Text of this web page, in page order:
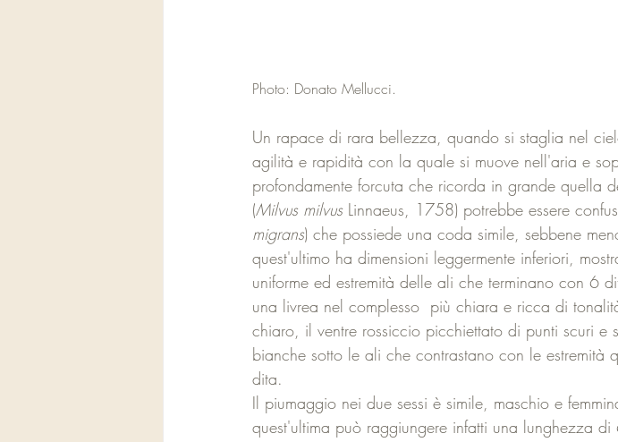
Photo: Donato Mellucci.
Un rapace di rara bellezza, quando si staglia nel
agilità e rapidità con la quale si muove nell'aria e
profondamente forcuta che ricorda in grande quella
(Milvus milvus Linnaeus, 1758) potrebbe essere
migrans) che possiede una coda simile, sebbene
quest'ultimo ha dimensioni leggermente inferiori,
uniforme ed estremità delle ali che terminano con 6
una livrea nel complesso  più chiara e ricca di
chiaro, il ventre rossiccio picchiettato di punti scuri e
bianche sotto le ali che contrastano con le estremità
dita.
Il piumaggio nei due sessi è simile, maschio e
quest'ultima può raggiungere infatti una lunghezza